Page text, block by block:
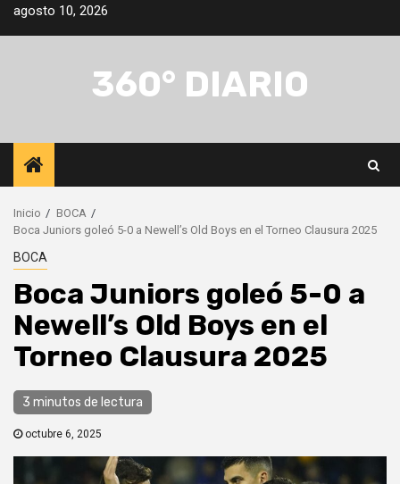
Saltar
agosto 10, 2026
360° DIARIO
Inicio
BOCA
Boca Juniors goleó 5-0 a Newell’s Old Boys en el Torneo Clausura 2025
BOCA
Boca Juniors goleó 5-0 a
Newell’s Old Boys en el
Torneo Clausura 2025
3 minutos de lectura
octubre 6, 2025